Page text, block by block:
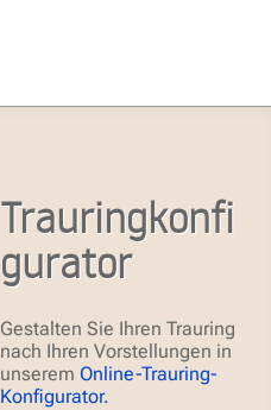
Trauringkonfi
gurator
Gestalten Sie Ihren Trauring
nach Ihren Vorstellungen in
unserem Online-Trauring-
Konfigurator.